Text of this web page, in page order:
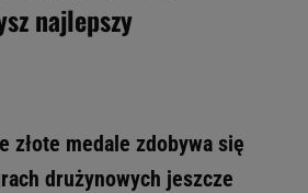
najlepszy
złote medale zdobywa się
drużynowych jeszcze